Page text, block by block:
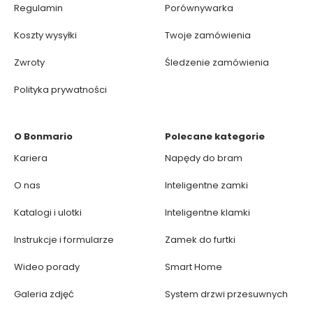
Regulamin
Koszty wysyłki
Zwroty
Polityka prywatności
Porównywarka
Twoje zamówienia
Śledzenie zamówienia
O Bonmario
Kariera
O nas
Katalogi i ulotki
Instrukcje i formularze
Wideo porady
Galeria zdjęć
Polecane kategorie
Napędy do bram
Inteligentne zamki
Inteligentne klamki
Zamek do furtki
Smart Home
System drzwi przesuwnych